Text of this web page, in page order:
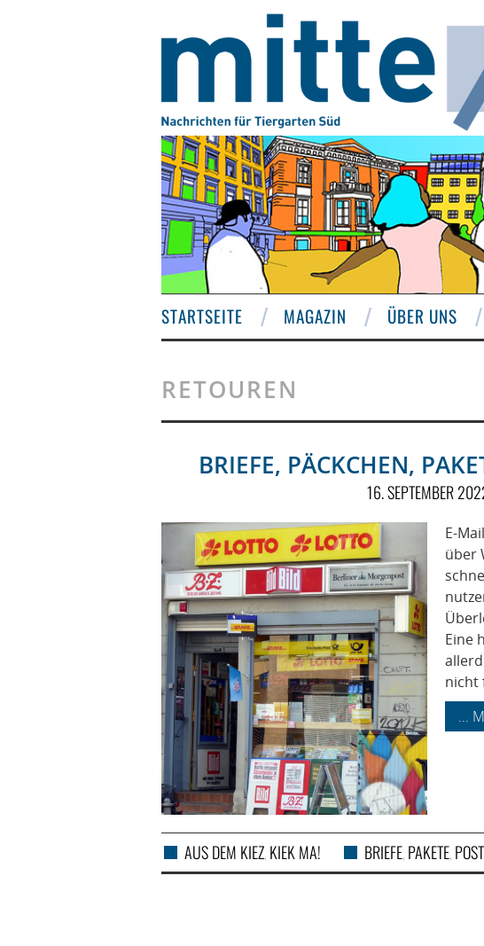
STARTSEITE MAGAZIN ÜBER UNS
RETOUREN
BRIEFE, PÄCKCHEN,
16. SEPTEMBER
E-
über
Eine
nicht
...
AUS DEM KIEZ, KIEK MA! BRIEFE, PAKETE, POST